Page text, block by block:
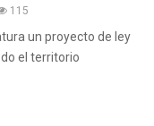
115
un proyecto de ley
el territorio